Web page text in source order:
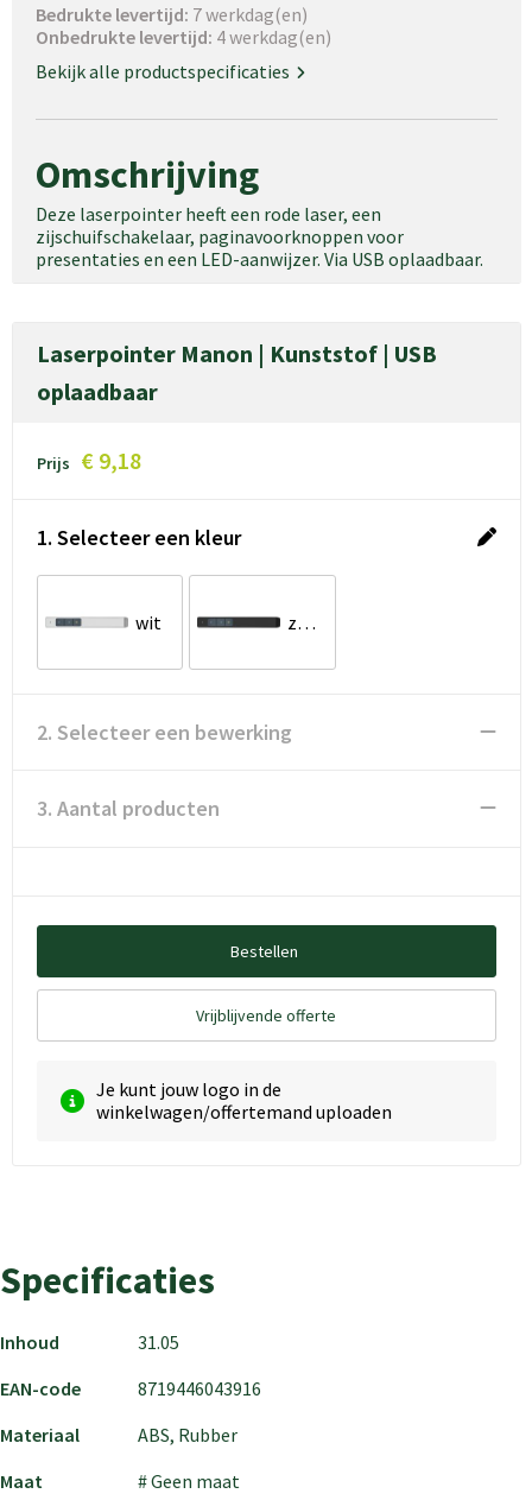
Bedrukte levertijd: 7 werkdag(en)
Onbedrukte levertijd: 4 werkdag(en)
Bekijk alle productspecificaties
Omschrijving
Deze laserpointer heeft een rode laser, een
zijschuifschakelaar, paginavoorknoppen voor
presentaties en een LED-aanwijzer. Via USB oplaadbaar.
Laserpointer Manon | Kunststof | USB
oplaadbaar
Prijs € 9,18
1. Selecteer een kleur
wit zwart
2. Selecteer een bewerking
3. Aantal producten
Bestellen
Vrijblijvende offerte
Je kunt jouw logo in de
winkelwagen/offertemand uploaden
Specificaties
Inhoud
31.05
EAN-code
8719446043916
Materiaal
ABS, Rubber
Maat
# Geen maat